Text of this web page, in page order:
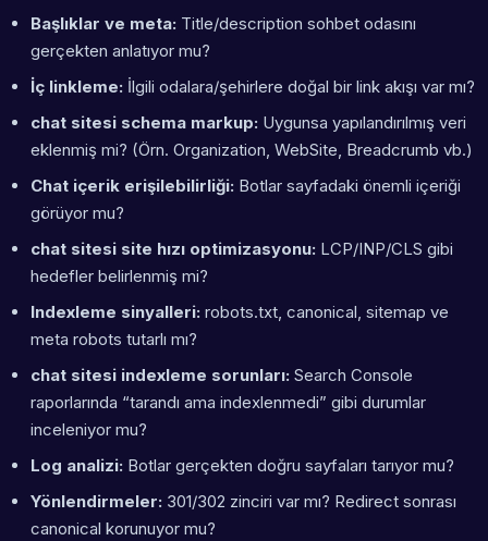
Başlıklar ve meta: Title/description sohbet odasını
gerçekten anlatıyor mu?
İç linkleme: İlgili odalara/şehirlere doğal bir link akışı var mı?
chat sitesi schema markup: Uygunsa yapılandırılmış veri
eklenmiş mi? (Örn. Organization, WebSite, Breadcrumb vb.)
Chat içerik erişilebilirliği: Botlar sayfadaki önemli içeriği
görüyor mu?
chat sitesi site hızı optimizasyonu: LCP/INP/CLS gibi
hedefler belirlenmiş mi?
Indexleme sinyalleri: robots.txt, canonical, sitemap ve
meta robots tutarlı mı?
chat sitesi indexleme sorunları: Search Console
raporlarında “tarandı ama indexlenmedi” gibi durumlar
inceleniyor mu?
Log analizi: Botlar gerçekten doğru sayfaları tarıyor mu?
Yönlendirmeler: 301/302 zinciri var mı? Redirect sonrası
canonical korunuyor mu?